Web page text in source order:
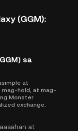
(GGM):
sa
at
mag-hold, at mag-
Monster
exchange:
at